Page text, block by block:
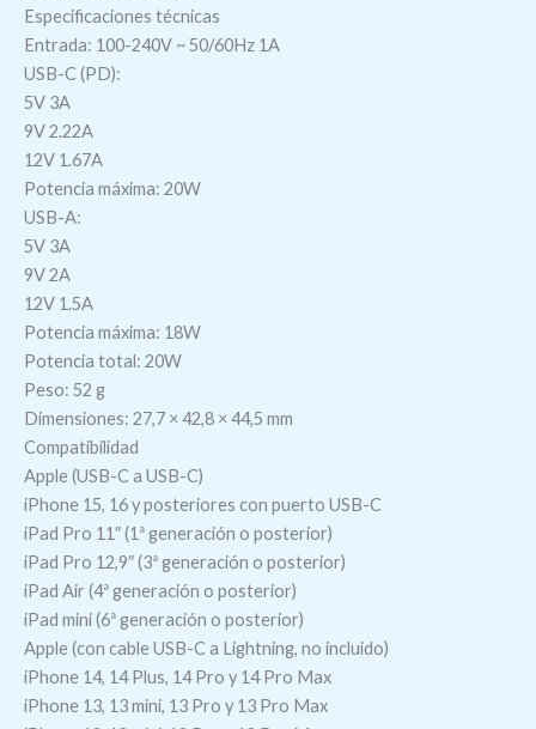
Especificaciones técnicas
Entrada: 100-240V ~ 50/60Hz 1A
USB-C (PD):
5V 3A
9V 2.22A
12V 1.67A
Potencia máxima: 20W
USB-A:
5V 3A
9V 2A
12V 1.5A
Potencia máxima: 18W
Potencia total: 20W
Peso: 52 g
Dimensiones: 27,7 × 42,8 × 44,5 mm
Compatibilidad
Apple (USB-C a USB-C)
iPhone 15, 16 y posteriores con puerto USB-C
iPad Pro 11″ (1ª generación o posterior)
iPad Pro 12,9″ (3ª generación o posterior)
iPad Air (4ª generación o posterior)
iPad mini (6ª generación o posterior)
Apple (con cable USB-C a Lightning, no incluido)
iPhone 14, 14 Plus, 14 Pro y 14 Pro Max
iPhone 13, 13 mini, 13 Pro y 13 Pro Max